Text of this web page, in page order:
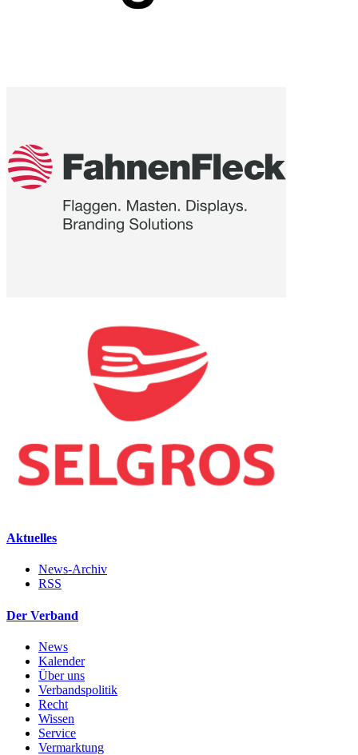
Aktuelles
News-Archiv
RSS
Der Verband
News
Kalender
Über uns
Verbandspolitik
Recht
Wissen
Service
Vermarktung